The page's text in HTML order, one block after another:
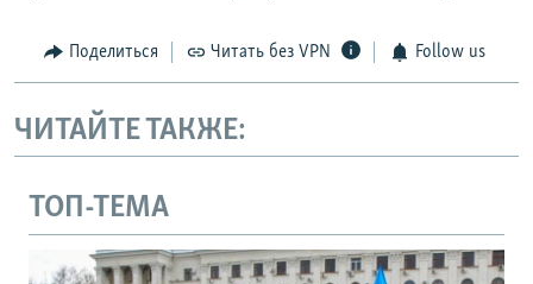
Поделиться Читать без VPN Follow us
ЧИТАЙТЕ ТАКЖЕ:
ТОП-ТЕМА